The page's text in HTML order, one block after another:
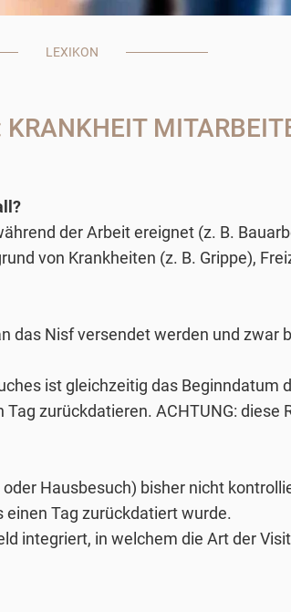
LEXIKON
der Arbeit ereignet (z. B.
von Krankheiten (z. B. Grippe),
das Nisf versendet werden und zwar
ist gleichzeitig das Beginndatum
zurückdatieren. ACHTUNG: diese
Hausbesuch) bisher nicht
einen Tag zurückdatiert wurde.
integriert, in welchem die Art der